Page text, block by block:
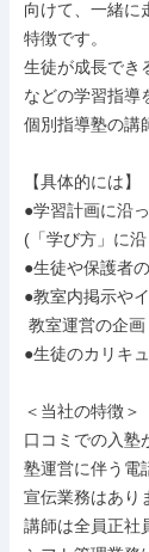
向けて、一緒に
特徴です。
生徒が成長でき
などの学習指導
個別指導塾の講
【具体的には】
●学習計画に沿
(「学び方」に
●生徒や保護者
●教室内掲示や
●生徒のカリキ
＜当社の特徴＞
口コミでの入塾
塾運営に伴う電
宣伝業務はあり
講師は全員正社